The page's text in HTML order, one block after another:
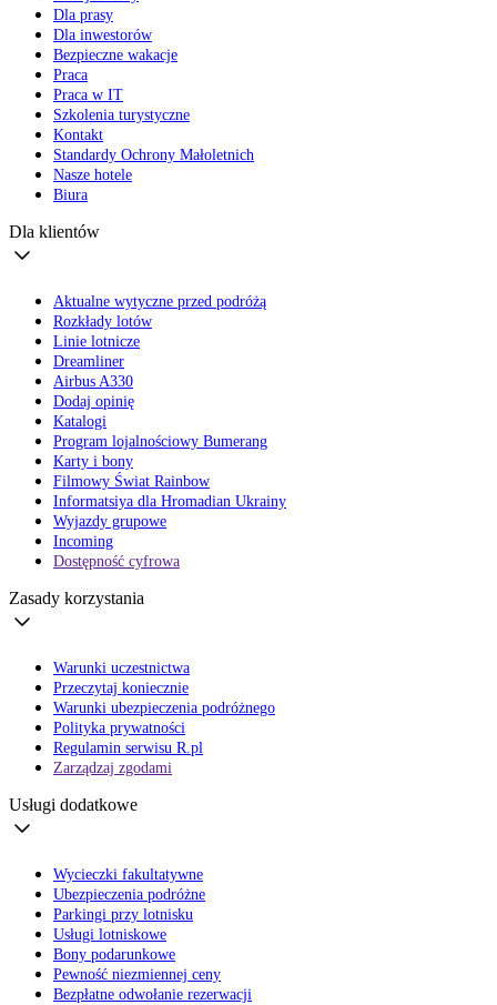
Dla prasy
Dla inwestorów
Bezpieczne wakacje
Praca
Praca w IT
Szkolenia turystyczne
Kontakt
Standardy Ochrony Małoletnich
Nasze hotele
Biura
Dla klientów
Aktualne wytyczne przed podróżą
Rozkłady lotów
Linie lotnicze
Dreamliner
Airbus A330
Dodaj opinię
Katalogi
Program lojalnościowy Bumerang
Karty i bony
Filmowy Świat Rainbow
Informatsiya dla Hromadian Ukrainy
Wyjazdy grupowe
Incoming
Dostępność cyfrowa
Zasady korzystania
Warunki uczestnictwa
Przeczytaj koniecznie
Warunki ubezpieczenia podróżnego
Polityka prywatności
Regulamin serwisu R.pl
Zarządzaj zgodami
Usługi dodatkowe
Wycieczki fakultatywne
Ubezpieczenia podróżne
Parkingi przy lotnisku
Usługi lotniskowe
Bony podarunkowe
Pewność niezmiennej ceny
Bezpłatne odwołanie rezerwacji